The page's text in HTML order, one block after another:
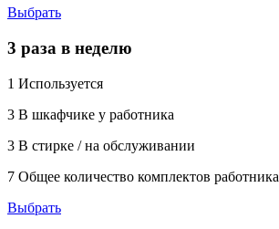
Выбрать
3 раза в неделю
1 Используется
3 В шкафчике у работника
3 В стирке / на обслуживании
7 Общее количество комплектов работника
Выбрать